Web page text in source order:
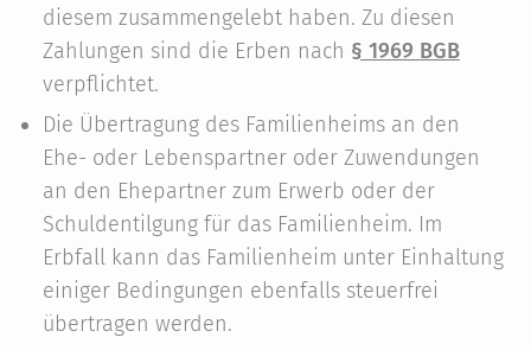
diesem zusammengelebt haben. Zu diesen
Zahlungen sind die Erben nach § 1969 BGB
verpflichtet.
Die Übertragung des Familienheims an den
Ehe- oder Lebenspartner oder Zuwendungen
an den Ehepartner zum Erwerb oder der
Schuldentilgung für das Familienheim. Im
Erbfall kann das Familienheim unter Einhaltung
einiger Bedingungen ebenfalls steuerfrei
übertragen werden.